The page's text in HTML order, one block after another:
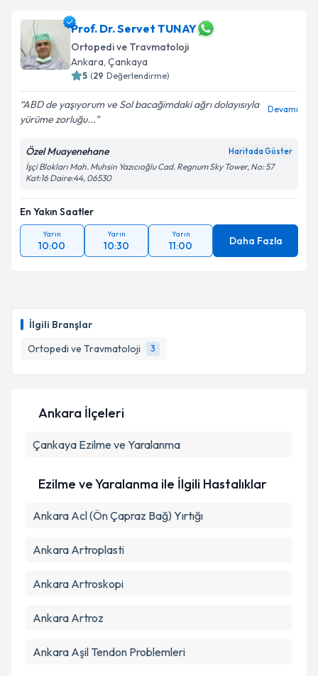
İlgili Branşlar
Ortopedi ve Travmatoloji
3
Prof. Dr. Servet TUNAY
Ortopedi ve Travmatoloji
Ankara, Çankaya
5 (29 Değerlendirme)
ABD de yaşıyorum ve Sol bacağimdaki ağrı dolayısıyla
yürüme zorluğu...
Devamı
Özel Muayenehane Haritada Göster
İşçi Blokları Mah. Muhsin Yazıcıoğlu Cad. Regnum Sky Tower, No: 57
Kat:16 Daire:44, 06530
En Yakın Saatler
Yarın
10:00
Yarın
10:30
Yarın
11:00 Daha Fazla
Ankara İlçeleri
Çankaya Ezilme ve Yaralanma
Ezilme ve Yaralanma ile İlgili Hastalıklar
Ankara Acl (Ön Çapraz Bağ) Yırtığı
Ankara Artroplasti
Ankara Artroskopi
Ankara Artroz
Ankara Aşil Tendon Problemleri